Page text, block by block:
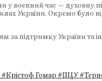
воєнний час — духовну
Окремо було
підтримку України та
#Крістоф Гомар #ПЦУ